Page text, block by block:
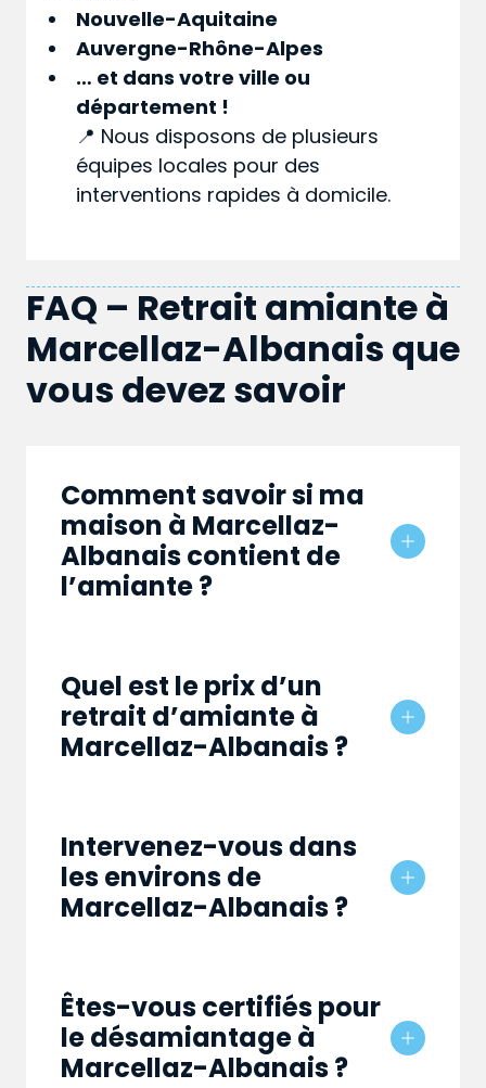
Nouvelle-Aquitaine
Auvergne-Rhône-Alpes
… et dans votreville ou
département !
📍 Nous disposons de plusieurs
équipes locales pour des
interventions rapides à domicile.
FAQ – Retrait amiante à
Marcellaz-Albanais que
vous devez savoir
Comment savoir si ma
maison à Marcellaz-
Albanais contient de
l’amiante ?
Quel est le prix d’un
retrait d’amiante à
Marcellaz-Albanais ?
Intervenez-vous dans
les environs de
Marcellaz-Albanais ?
Êtes-vous certifiés pour
le désamiantage à
Marcellaz-Albanais ?